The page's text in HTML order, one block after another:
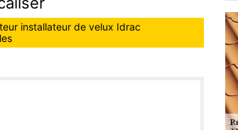
installateur de velux Idrac